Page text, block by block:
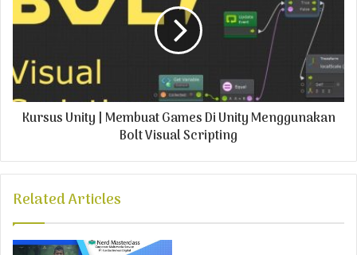
Kursus Unity | Membuat Games Di Unity Menggunakan
Bolt Visual Scripting
Related Articles